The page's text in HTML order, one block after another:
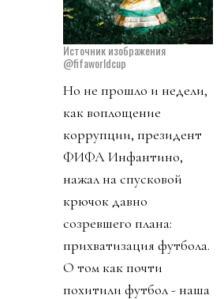
Источник изображения
@fifaworldcup
Но не прошло и недели,
как воплощение
коррупции, президент
ФИФА Инфантино,
нажал на спусковой
крючок давно
созревшего плана:
прихватизация футбола.
О том как почти
похитили футбол - наша